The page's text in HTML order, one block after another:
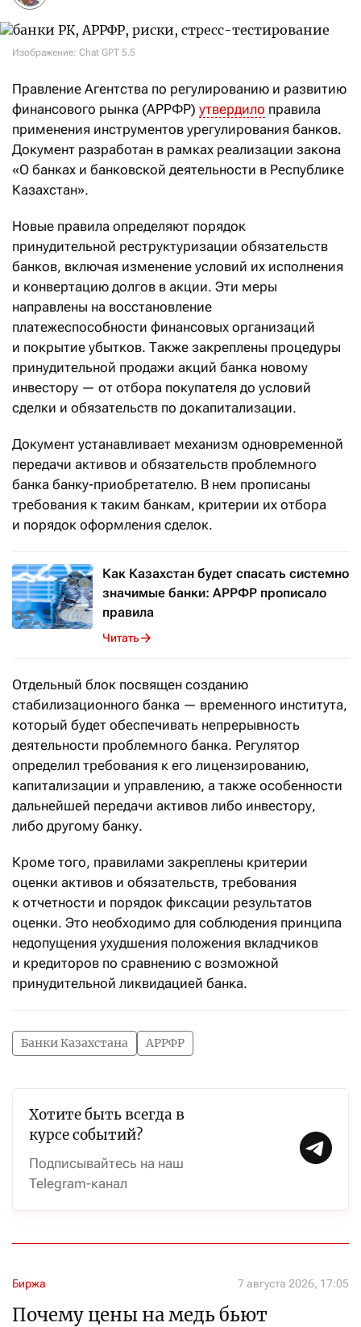
Изображение: Chat GPT 5.5
Правление Агентства по регулированию и развитию
финансового рынка (АРРФР) утвердило правила
применения инструментов урегулирования банков.
Документ разработан в рамках реализации закона
«О банках и банковской деятельности в Республике
Казахстан».
Новые правила определяют порядок
принудительной реструктуризации обязательств
банков, включая изменение условий их исполнения
и конвертацию долгов в акции. Эти меры
направлены на восстановление
платежеспособности финансовых организаций
и покрытие убытков. Также закреплены процедуры
принудительной продажи акций банка новому
инвестору — от отбора покупателя до условий
сделки и обязательств по докапитализации.
Документ устанавливает механизм одновременной
передачи активов и обязательств проблемного
банка банку-приобретателю. В нем прописаны
требования к таким банкам, критерии их отбора
и порядок оформления сделок.
Как Казахстан будет спасать системно
значимые банки: АРРФР прописало
правила
Читать
Отдельный блок посвящен созданию
стабилизационного банка — временного института,
который будет обеспечивать непрерывность
деятельности проблемного банка. Регулятор
определил требования к его лицензированию,
капитализации и управлению, а также особенности
дальнейшей передачи активов либо инвестору,
либо другому банку.
Кроме того, правилами закреплены критерии
оценки активов и обязательств, требования
к отчетности и порядок фиксации результатов
оценки. Это необходимо для соблюдения принципа
недопущения ухудшения положения вкладчиков
и кредиторов по сравнению с возможной
принудительной ликвидацией банка.
Банки Казахстана АРРФР
Хотите быть всегда в
курсе событий?
Подписывайтесь на наш
Telegram-канал
Биржа 7 августа 2026, 17:05
Почему цены на медь бьют